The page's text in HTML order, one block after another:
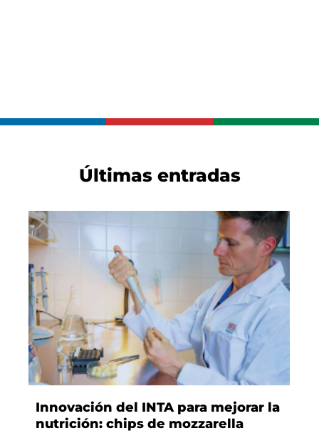
Últimas entradas
Innovación del INTA para mejorar la
nutrición: chips de mozzarella